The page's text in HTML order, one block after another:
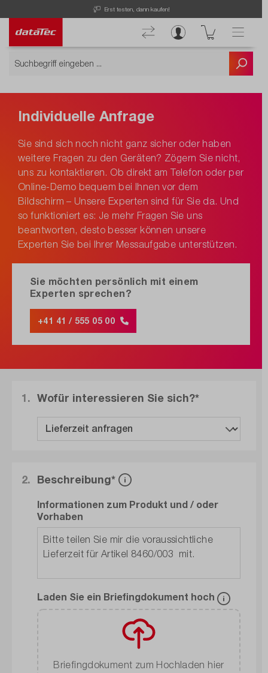
Erst testen, dann kaufen!
Individuelle Anfrage
Sie sind sich noch nicht ganz sicher oder haben
weitere Fragen zu den Geräten? Zögern Sie nicht,
uns zu kontaktieren. Ob direkt am Telefon oder per
Online-Demo bequem bei Ihnen vor dem
Bildschirm – Unsere Experten sind für Sie da. Und
so funktioniert es: Je mehr Fragen Sie uns
beantworten, desto besser können unsere
Experten Sie bei Ihrer Messaufgabe unterstützen.
Sie möchten persönlich mit einem
Experten sprechen?
+41 41 / 555 05 00
Wofür interessieren Sie sich?*
1.
Beschreibung*
2.
Informationen zum Produkt und / oder
Vorhaben
Laden Sie ein Briefingdokument hoch
Briefingdokument zum Hochladen hier